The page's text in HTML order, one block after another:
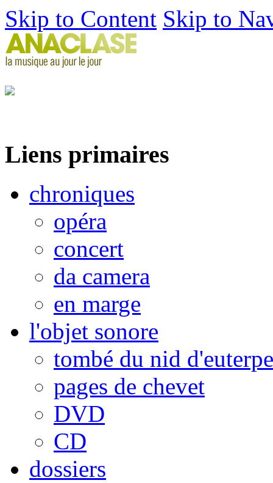
Skip to Content Skip to
Liens primaires
chroniques
opéra
concert
da camera
en marge
l'objet sonore
tombé du nid d'euterpe
pages de chevet
DVD
CD
dossiers